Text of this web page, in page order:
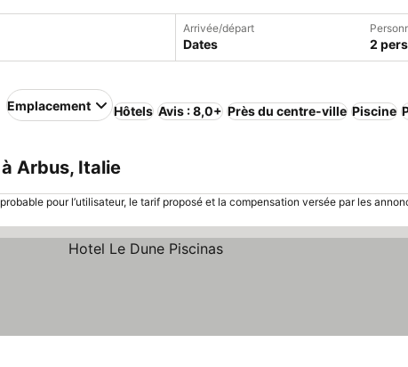
Arrivée/départ
Dates 2
Emplacement Hôtels Avis : 8,0+ Près du centre-ville Piscine
Arbus, Italie
pour l’utilisateur, le tarif proposé et la compensation versée par les